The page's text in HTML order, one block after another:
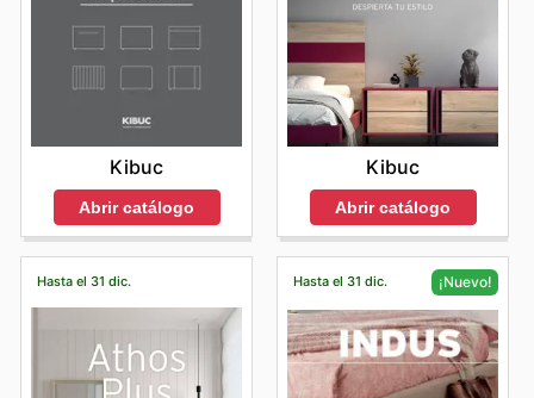
Kibuc
Abrir catálogo
Kibuc
Abrir catálogo
Hasta el 31 dic. Hasta el 31 dic. ¡Nuevo!